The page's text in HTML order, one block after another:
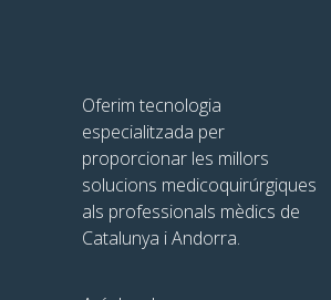
Oferim tecnologia
especialitzada per
proporcionar les millors
solucions medicoquirúrgiques
als professionals mèdics de
Catalunya i Andorra.